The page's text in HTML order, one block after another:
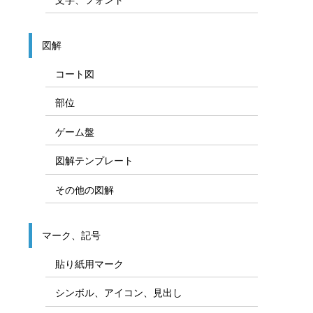
図解
コート図
部位
ゲーム盤
図解テンプレート
その他の図解
マーク、記号
貼り紙用マーク
シンボル、アイコン、見出し